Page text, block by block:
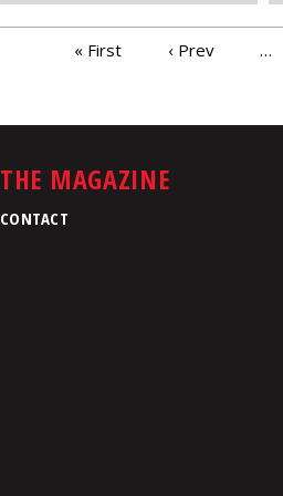
« First ‹ Prev …
THE MAGAZINE
CONTACT